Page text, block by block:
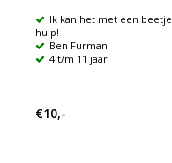
Ik kan het met een beetje
hulp!
Ben Furman
4 t/m 11 jaar
€10,-